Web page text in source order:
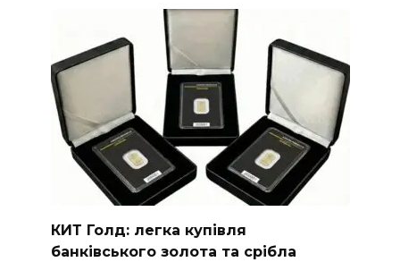
КИТ Голд: легка купівля
банківського золота та срібла